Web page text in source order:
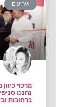
אירועים
מרכזי
נחנכו
ברחובות